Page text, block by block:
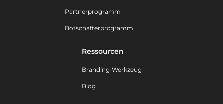
Partnerprogramm
Botschafterprogramm
Ressourcen
Branding-Werkzeug
Blog